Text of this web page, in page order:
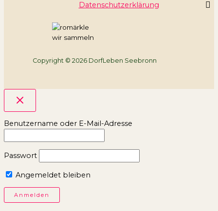
Datenschutzerklärung
wir sammeln
Copyright © 2026 DorfLeben Seebronn
Benutzername oder E-Mail-Adresse
Passwort
Angemeldet bleiben